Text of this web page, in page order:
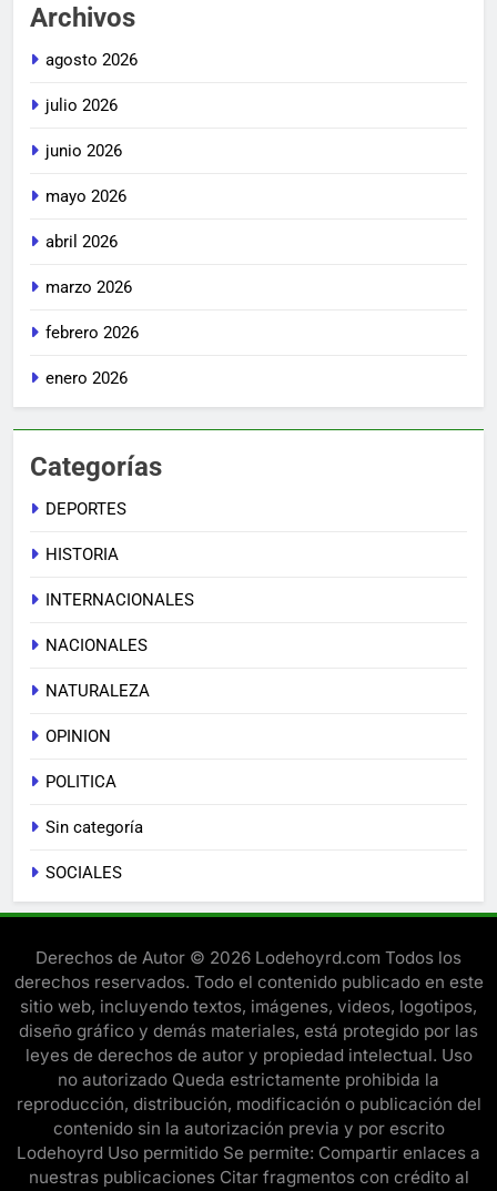
Archivos
agosto 2026
julio 2026
junio 2026
mayo 2026
abril 2026
marzo 2026
febrero 2026
enero 2026
Categorías
DEPORTES
HISTORIA
INTERNACIONALES
NACIONALES
NATURALEZA
OPINION
POLITICA
Sin categoría
SOCIALES
Derechos de Autor © 2026 Lodehoyrd.com Todos los
derechos reservados. Todo el contenido publicado en este
sitio web, incluyendo textos, imágenes, videos, logotipos,
diseño gráfico y demás materiales, está protegido por las
leyes de derechos de autor y propiedad intelectual. Uso
no autorizado Queda estrictamente prohibida la
reproducción, distribución, modificación o publicación del
contenido sin la autorización previa y por escrito
Lodehoyrd Uso permitido Se permite: Compartir enlaces a
nuestras publicaciones Citar fragmentos con crédito al